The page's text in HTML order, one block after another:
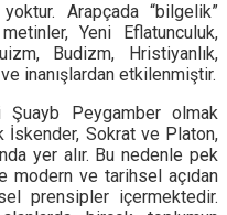
Arapçada “bilgelik”
Yeni Eflatunculuk,
Budizm, Hristiyanlık,
inanışlardan etkilenmiştir.
Şuayb Peygamber olmak
İskender, Sokrat ve Platon,
yer alır. Bu nedenle pek
modern ve tarihsel açıdan
prensipler içermektedir.